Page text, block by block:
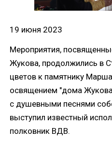
19 июня 2023
Мероприятия,
Жукова, продолжились в
цветов к памятнику
освящением "дома
с душевными песнями
выступил известный
полковник ВДВ.